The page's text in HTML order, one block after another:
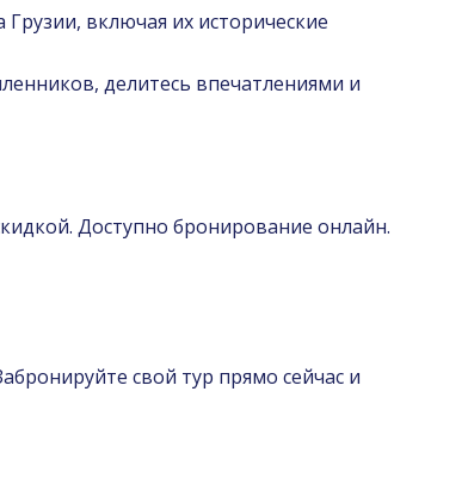
включая их исторические
делитесь впечатлениями и
Доступно бронирование онлайн.
свой тур прямо сейчас и